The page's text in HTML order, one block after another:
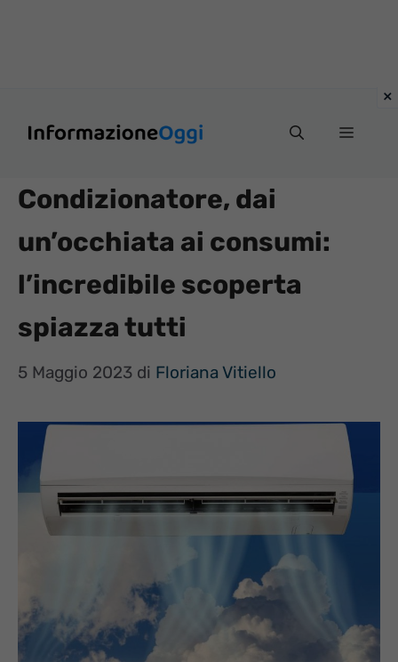
Menu
Condizionatore, dai
un’occhiata ai consumi:
l’incredibile scoperta
spiazza tutti
5 Maggio 2023 di Floriana Vitiello